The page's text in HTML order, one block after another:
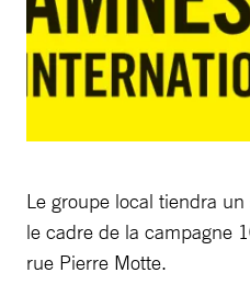
Le groupe local tiendra
le cadre de la campagne
rue Pierre Motte.